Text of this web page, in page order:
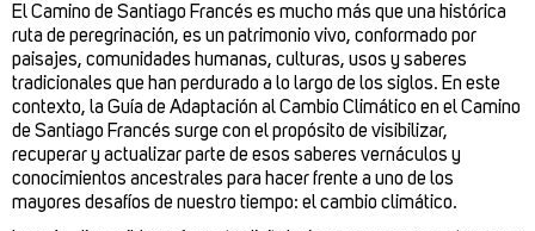
El Camino de Santiago Francés es mucho más que una histórica
ruta de peregrinación, es un patrimonio vivo, conformado por
paisajes, comunidades humanas, culturas, usos y saberes
tradicionales que han perdurado a lo largo de los siglos. En este
contexto, la Guía de Adaptación al Cambio Climático en el Camino
de Santiago Francés surge con el propósito de visibilizar,
recuperar y actualizar parte de esos saberes vernáculos y
conocimientos ancestrales para hacer frente a uno de los
mayores desafíos de nuestro tiempo: el cambio climático.